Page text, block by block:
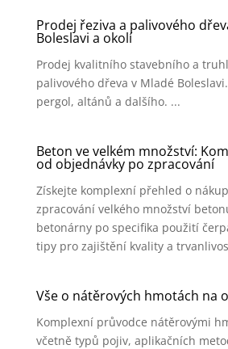
Prodej řeziva a palivového
Boleslavi a okolí
Prodej kvalitního stavebního a
palivového dřeva v Mladé
pergol, altánů a dalšího. ...
Beton ve velkém množství:
od objednávky po zpracování
Získejte komplexní přehled o
zpracování velkého množství
betonárny po specifika použití
tipy pro zajištění kvality a
Vše o nátěrových hmotách na
Komplexní průvodce nátěrovými
včetně typů pojiv, aplikačních